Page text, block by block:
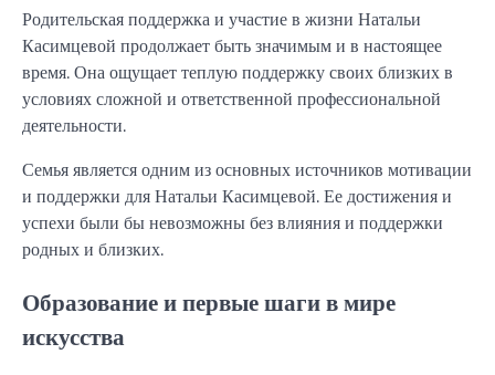
Родительская поддержка и участие в жизни Натальи
Касимцевой продолжает быть значимым и в настоящее
время. Она ощущает теплую поддержку своих близких в
условиях сложной и ответственной профессиональной
деятельности.
Семья является одним из основных источников мотивации
и поддержки для Натальи Касимцевой. Ее достижения и
успехи были бы невозможны без влияния и поддержки
родных и близких.
Образование и первые шаги в мире
искусства